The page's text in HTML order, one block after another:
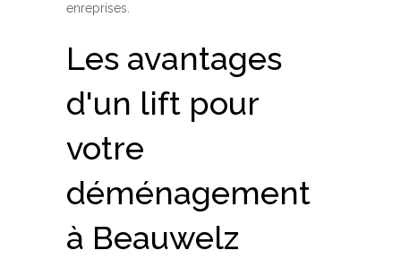
enreprises.
Les avantages
d'un lift pour
votre
déménagement
à Beauwelz